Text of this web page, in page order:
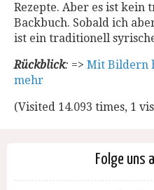
Rezepte. Aber es ist kein
Backbuch. Sobald ich
ist ein traditionell
Rückblick: => Mit Bildern
mehr
(Visited 14.093 times, 1
Folge uns